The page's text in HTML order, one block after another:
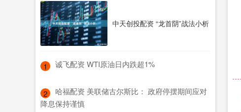
中天创投配资 “龙首阴”战法小析
1 ​诚飞配资 WTI原油日内跌超1%
2
​哈福配资 美联储古尔斯比： 政府停摆期间应对
降息保持谨慎